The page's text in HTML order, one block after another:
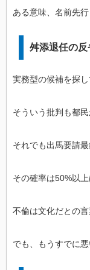
ある意味、名前先
舛添退任の反
実務型の候補を探
そういう批判も都民
それでも出馬要請
その確率は50%以上
不倫は文化だとの言
でも、もうすでに